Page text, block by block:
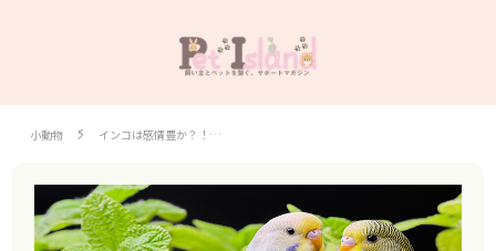
小動物 インコは感情豊か？！…